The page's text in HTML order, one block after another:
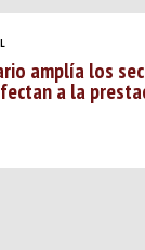
amplía los
a la